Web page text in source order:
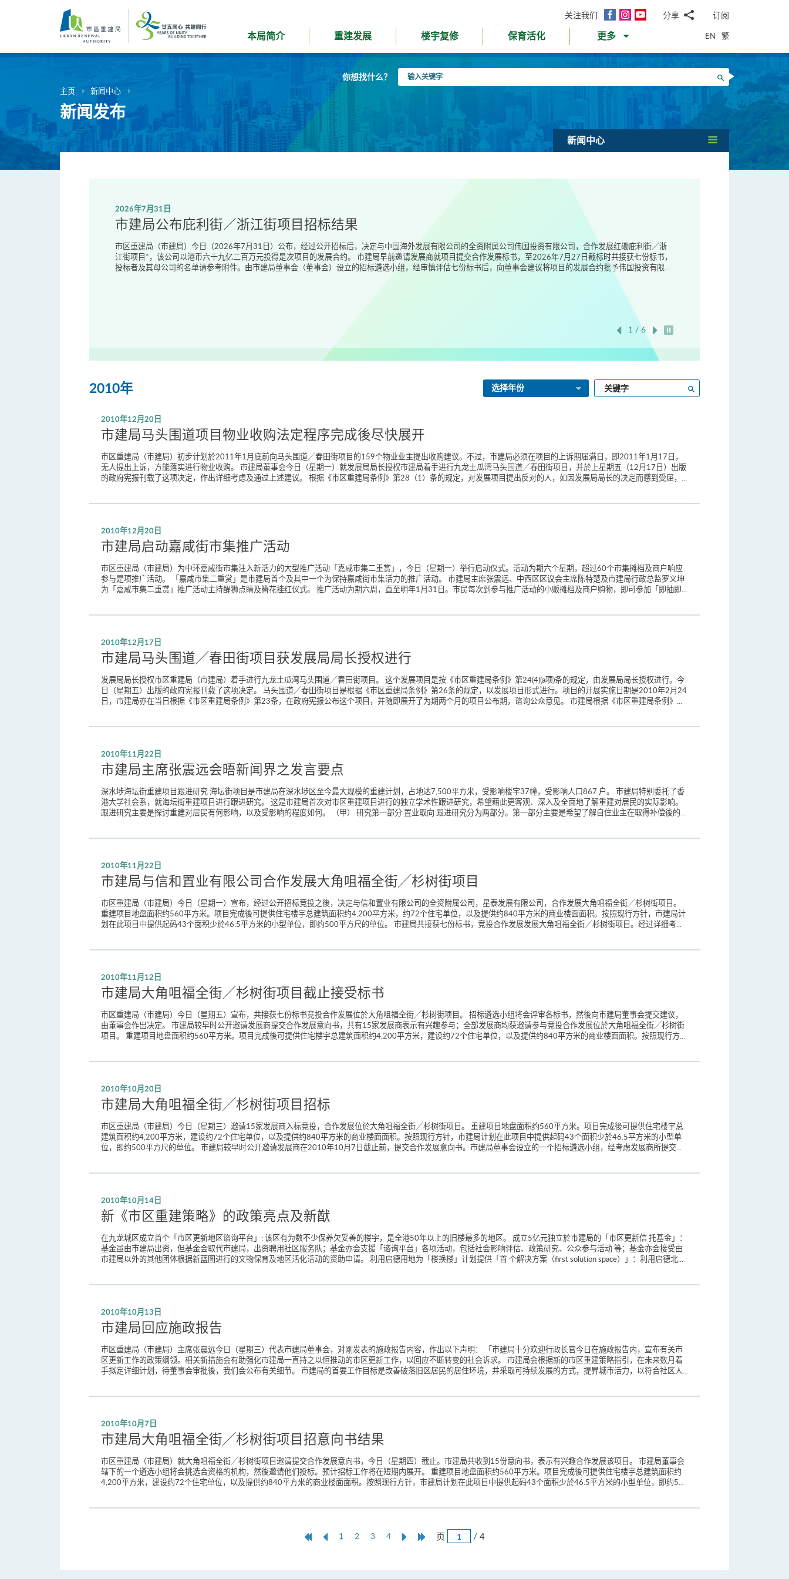
内
关注我们
面
InstagramYouTube分享
邮WhatsApp
微
信
面
书Twitter
LinkedIn
微
订阅
本局简介 重建发展 楼宇复修 保育活化 更多 EN 繁
你想找什么？
入
搜寻
主页 新闻中心
新闻发布
新闻中心
2026年7月27日
市建局庇利街／浙江街项目共收到七份标书
市区重建局（市建局）在九龙的庇利街／浙江街项目*早前邀请发展商提交合作发展标书，於今日（2026年7月27日）中午12时截标时，共接获七份标书。 由市建局董
事会（董事会）设立的招标遴选小组，将审慎评估所接获的标书，并向董事会提交建议。董事会将就批出项目发展合约作最终决定。 * 请按此浏览项目详情
2 / 6
2010年 选择年份
输
入
2010年12月20日
市建局马头围道项目物业收购法定程序完成後尽快展开
市区重建局（市建局）初步计划於2011年1月底前向马头围道╱春田街项目的159个物业业主提出收购建议。不过，市建局必须在项目的上诉期届满日，即2011年1月17日，
无人提出上诉，方能落实进行物业收购。 市建局董事会今日（星期一）就发展局局长授权市建局着手进行九龙土瓜湾马头围道╱春田街项目，并於上星期五（12月17日）出版
的政府宪报刊载了这项决定，作出详细考虑及通过上述建议。 根据《市区重建局条例》第28（1）条的规定，对发展项目提出反对的人，如因发展局局长的决定而感到受屈，...
2010年12月20日
市建局启动嘉咸街市集推广活动
市区重建局（市建局）为中环嘉咸街市集注入新活力的大型推广活动「嘉咸市集二重赏」，今日（星期一）举行启动仪式。活动为期六个星期，超过60个市集摊档及商户响应
参与是项推广活动。 「嘉咸市集二重赏」是市建局首个及其中一个为保持嘉咸街市集活力的推广活动。 市建局主席张震远、中西区区议会主席陈特楚及市建局行政总监罗义坤
为「嘉咸市集二重赏」推广活动主持醒狮点睛及簪花挂红仪式。 推广活动为期六周，直至明年1月31日。市民每次到参与推广活动的小贩摊档及商户购物，即可参加「即抽即...
2010年12月17日
市建局马头围道╱春田街项目获发展局局长授权进行
发展局局长授权市区重建局（市建局）着手进行九龙土瓜湾马头围道╱春田街项目。 这个发展项目是按《市区重建局条例》第24(4)(a项)条的规定，由发展局局长授权进行。今
日（星期五）出版的政府宪报刊载了这项决定。 马头围道╱春田街项目是根据《市区重建局条例》第26条的规定，以发展项目形式进行。项目的开展实施日期是2010年2月24
日，市建局亦在当日根据《市区重建局条例》第23条，在政府宪报公布这个项目，并随即展开了为期两个月的项目公布期，谘询公众意见。 市建局根据《市区重建局条例》...
2010年11月22日
市建局主席张震远会晤新闻界之发言要点
深水埗海坛街重建项目跟进研究 海坛街项目是市建局在深水埗区至今最大规模的重建计划，占地达7,500平方米，受影响楼宇37幢，受影响人口867 户。 市建局特别委托了香
港大学社会系，就海坛街重建项目进行跟进研究。 这是市建局首次对市区重建项目进行的独立学术性跟进研究，希望藉此更客观、深入及全面地了解重建对居民的实际影响。
跟进研究主要是探讨重建对居民有何影响，以及受影响的程度如何。 （甲） 研究第一部分 置业取向 跟进研究分为两部分。第一部分主要是希望了解自住业主在取得补偿後的...
2010年11月22日
市建局与信和置业有限公司合作发展大角咀福全街╱杉树街项目
市区重建局（市建局）今日（星期一）宣布，经过公开招标竞投之後，决定与信和置业有限公司的全资附属公司，星泰发展有限公司，合作发展大角咀福全街╱杉树街项目。
重建项目地盘面积约560平方米。项目完成後可提供住宅楼宇总建筑面积约4,200平方米，约72个住宅单位，以及提供约840平方米的商业楼面面积。按照现行方针，市建局计
划在此项目中提供起码43个面积少於46.5平方米的小型单位，即约500平方尺的单位。 市建局共接获七份标书，竞投合作发展发展大角咀福全街╱杉树街项目。经过详细考...
2010年11月12日
市建局大角咀福全街╱杉树街项目截止接受标书
市区重建局（市建局）今日（星期五）宣布，共接获七份标书竞投合作发展位於大角咀福全街╱杉树街项目。 招标遴选小组将会评审各标书，然後向市建局董事会提交建议，
由董事会作出决定。 市建局较早时公开邀请发展商提交合作发展意向书，共有15家发展商表示有兴趣参与；全部发展商均获邀请参与竞投合作发展位於大角咀福全街╱杉树街
项目。 重建项目地盘面积约560平方米。项目完成後可提供住宅楼宇总建筑面积约4,200平方米，建设约72个住宅单位，以及提供约840平方米的商业楼面面积。按照现行方...
2010年10月20日
市建局大角咀福全街╱杉树街项目招标
市区重建局（市建局）今日（星期三）邀请15家发展商入标竞投，合作发展位於大角咀福全街╱杉树街项目。 重建项目地盘面积约560平方米。项目完成後可提供住宅楼宇总
建筑面积约4,200平方米，建设约72个住宅单位，以及提供约840平方米的商业楼面面积。按照现行方针，市建局计划在此项目中提供起码43个面积少於46.5平方米的小型单
位，即约500平方尺的单位。 市建局较早时公开邀请发展商在2010年10月7日截止前，提交合作发展意向书。市建局董事会设立的一个招标遴选小组，经考虑发展商所提交...
2010年10月14日
新《市区重建策略》的政策亮点及新猷
在九龙城区成立首个「市区更新地区谘询平台」: 该区有为数不少保养欠妥善的楼宇，是全港50年以上的旧楼最多的地区。 成立5亿元独立於市建局的「市区更新信 托基金」：
基金虽由市建局出资，但基金会取代市建局，出资聘用社区服务队；基金亦会支援「谘询平台」各项活动，包括社会影响评估、政策研究、公众参与活动 等；基金亦会接受由
市建局以外的其他团体根据新蓝图进行的文物保育及地区活化活动的资助申请。 利用启德用地为「楼换楼」计划提供「首 个解决方案（first solution space）」：利用启德北...
2010年10月13日
市建局回应施政报告
市区重建局（市建局）主席张震远今日（星期三）代表市建局董事会，对刚发表的施政报告内容，作出以下声明： 「市建局十分欢迎行政长官今日在施政报告内，宣布有关市
区更新工作的政策纲领。相关新措施会有助强化市建局一直持之以恒推动的市区更新工作，以回应不断转变的社会诉求。 市建局会根据新的市区重建策略指引，在未来数月着
手拟定详细计划，待董事会审批後，我们会公布有关细节。 市建局的首要工作目标是改善破落旧区居民的居住环境，并采取可持续发展的方式，提昇城市活力，以符合社区人...
2010年10月7日
市建局大角咀福全街╱杉树街项目招意向书结果
市区重建局（市建局）就大角咀福全街╱杉树街项目邀请提交合作发展意向书，今日（星期四）截止。市建局共收到15份意向书，表示有兴趣合作发展该项目。 市建局董事会
辖下的一个遴选小组将会挑选合资格的机构，然後邀请他们投标。预计招标工作将在短期内展开。 重建项目地盘面积约560平方米。项目完成後可提供住宅楼宇总建筑面积约
4,200平方米，建设约72个住宅单位，以及提供约840平方米的商业楼面面积。按照现行方针，市建局计划在此项目中提供起码43个面积少於46.5平方米的小型单位，即约5...
第
上
1 2 3 4
NextLast页 / 4跳